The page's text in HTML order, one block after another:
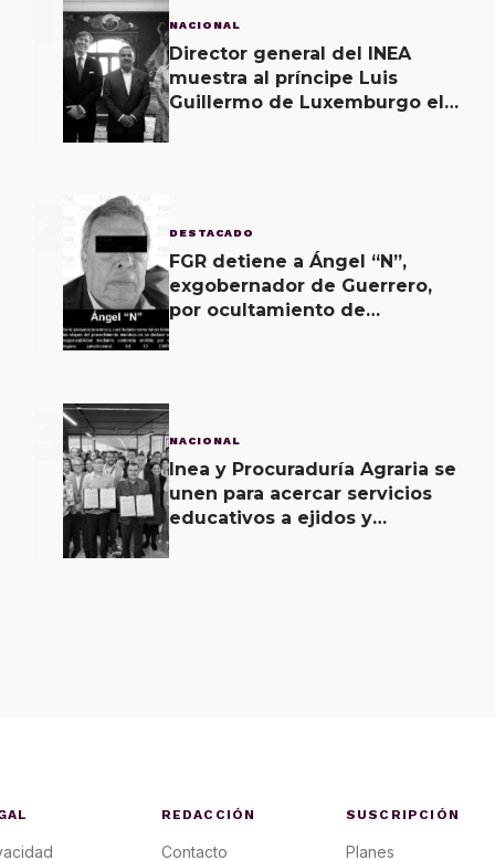
NACIONAL
Director general del INEA
muestra al príncipe Luis
Guillermo de Luxemburgo el
DESTACADO
FGR detiene a Ángel “N”,
exgobernador de Guerrero,
por ocultamiento de
3 NACIONAL
Inea y Procuraduría Agraria se
unen para acercar servicios
educativos a ejidos y
REDACCIÓN
Contacto
SUSCRIPCIÓN
Planes